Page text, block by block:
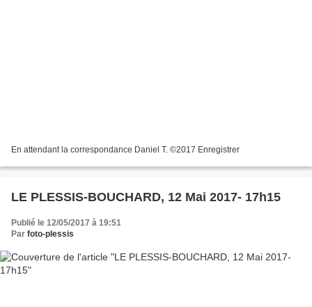
En attendant la correspondance Daniel T. ©2017 Enregistrer
LE PLESSIS-BOUCHARD, 12 Mai 2017- 17h15
Publié le 12/05/2017 à 19:51
Par foto-plessis